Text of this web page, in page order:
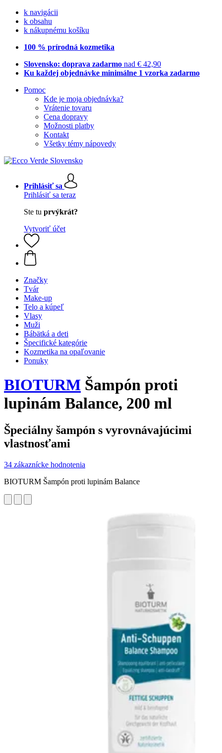
k navigácii
k obsahu
k nákupnému košíku
100 % prírodná kozmetika
Slovensko: doprava zadarmo nad € 42,90
Ku každej objednávke minimálne 1 vzorka zadarmo
Pomoc
Kde je moja objednávka?
Vrátenie tovaru
Cena dopravy
Možnosti platby
Kontakt
Všetky témy nápovedy
Prihlásiť sa
Prihlásiť sa teraz
Ste tu prvýkrát?
Vytvoriť účet
Značky
Tvár
Make-up
Telo a kúpeľ
Vlasy
Muži
Bábätká a deti
Špecifické kategórie
Kozmetika na opaľovanie
Ponuky
BIOTURM Šampón proti
lupinám Balance, 200 ml
Špeciálny šampón s vyrovnávajúcimi
vlastnosťami
34 zákaznícke hodnotenia
BIOTURM Šampón proti lupinám Balance